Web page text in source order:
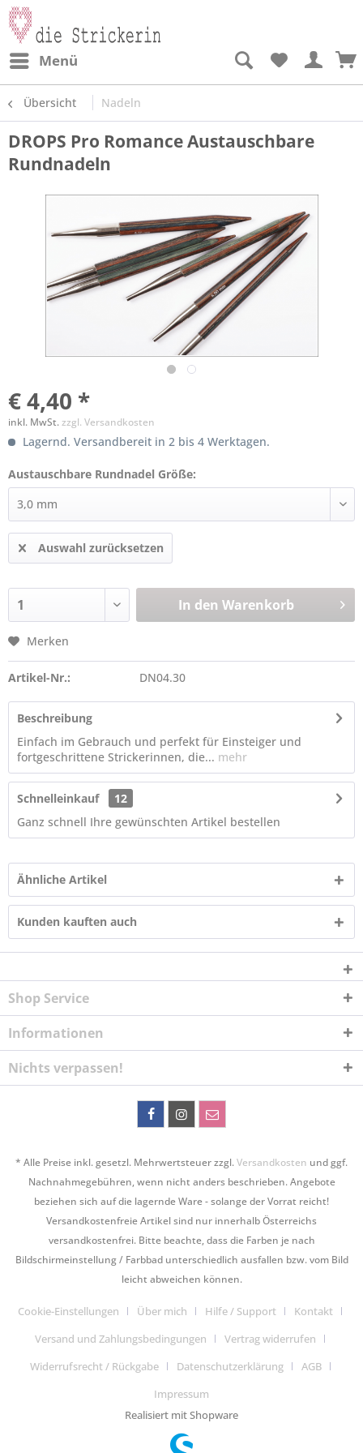
Menü
Übersicht Nadeln
DROPS Pro Romance Austauschbare
Rundnadeln
€ 4,40 *
inkl. MwSt.zzgl. Versandkosten
Lagernd. Versandbereit in 2 bis 4 Werktagen.
Austauschbare Rundnadel Größe:
Auswahl zurücksetzen
In den Warenkorb
Merken
Artikel-Nr.: DN04.30
Beschreibung
Einfach im Gebrauch und perfekt für Einsteiger und
fortgeschrittene Strickerinnen, die... mehr
Schnelleinkauf
12
Ganz schnell Ihre gewünschten Artikel bestellen
Ähnliche Artikel
Kunden kauften auch
Shop Service
Informationen
Nichts verpassen!
* Alle Preise inkl. gesetzl. Mehrwertsteuer zzgl.Versandkosten und ggf.
Nachnahmegebühren, wenn nicht anders beschrieben. Angebote
beziehen sich auf die lagernde Ware - solange der Vorrat reicht!
Versandkostenfreie Artikel sind nur innerhalb Österreichs
versandkostenfrei. Bitte beachte, dass die Farben je nach
Bildschirmeinstellung / Farbbad unterschiedlich ausfallen bzw. vom Bild
leicht abweichen können.
Cookie-Einstellungen Über mich Hilfe / Support
Kontakt
Versand und Zahlungsbedingungen
Vertrag widerrufen
Widerrufsrecht / Rückgabe
Datenschutzerklärung
AGB
Impressum
Realisiert mit Shopware